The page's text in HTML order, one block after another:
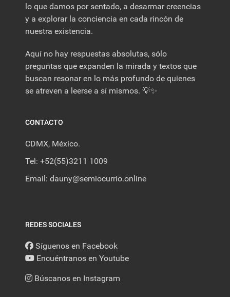
lo que damos por sentado, a desarmar creencias
y a explorar la conciencia en cada rincón de
nuestra existencia.
Aquí no hay respuestas absolutas, sólo
preguntas que expanden la mirada y textos que
buscan resonar en lo más profundo de quienes
se atreven a leerse a sí mismos. 💡✨
CONTACTO
CDMX, México.
Tel: +52(55)3211 1009
Email: dauny@semiocurrio.online
REDES SOCIALES
Síguenos en Facebook
Encuéntranos en Youtube
Búscanos en Instagram